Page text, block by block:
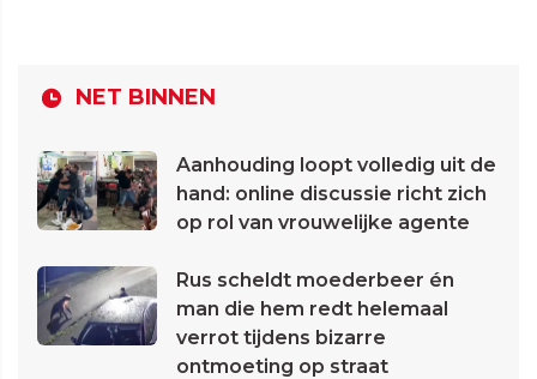
NET BINNEN
Aanhouding loopt volledig uit de
hand: online discussie richt zich
op rol van vrouwelijke agente
Rus scheldt moederbeer én
man die hem redt helemaal
verrot tijdens bizarre
ontmoeting op straat